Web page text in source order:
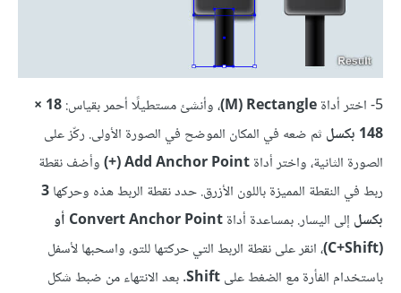
5- اختر أداة M) Rectangle) ، وأنشئ مستطيلًا أحمر بقياس:
18 ×
148 بكسل
ثم ضعه في المكان الموضح في الصورة الأولى. ركّز على
الصورة الثانية، واختر أداةAdd Anchor Point (+)
وأضف نقطة
ربط في النقطة المميزة باللون الأزرق. حدد نقطة الربط هذه وحركها3
بكسل إلى اليسار. بمساعدة أداة
Convert Anchor Point أو
(C+Shift)
، انقر على نقطة الربط التي حركتها للتو، واسحبها لأسفل
باستخدام الفأرة مع الضغط علىShift. بعد الانتهاء من ضبط شكل